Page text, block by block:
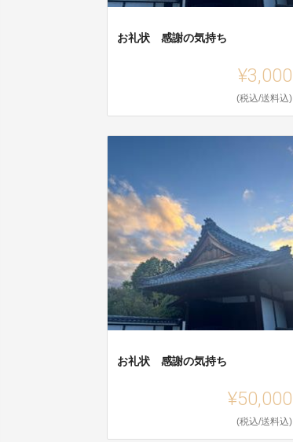
お礼状 感謝の気持ち
¥3,000
(税込/送料込)
お礼状 感謝の気持ち
¥50,000
(税込/送料込)